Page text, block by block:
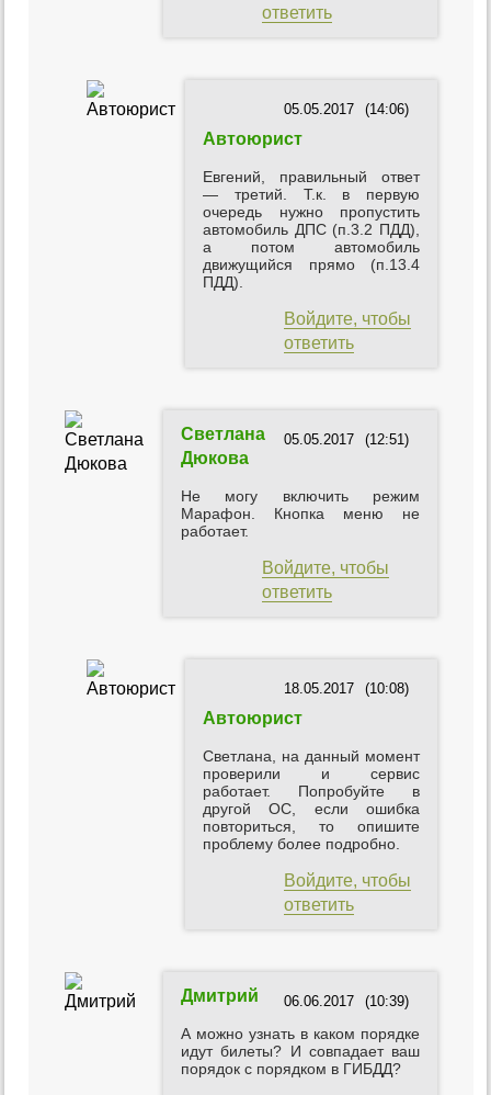
ответить
(14:06)
05.05.2017
Автоюрист
Евгений, правильный ответ
— третий. Т.к. в первую
очередь нужно пропустить
автомобиль ДПС (п.3.2 ПДД),
а потом автомобиль
движущийся прямо (п.13.4
ПДД).
Войдите, чтобы
ответить
(12:51)
05.05.2017
Светлана
Дюкова
Не могу включить режим
Марафон. Кнопка меню не
работает.
Войдите, чтобы
ответить
(10:08)
18.05.2017
Автоюрист
Светлана, на данный момент
проверили и сервис
работает. Попробуйте в
другой ОС, если ошибка
повториться, то опишите
проблему более подробно.
Войдите, чтобы
ответить
(10:39)
06.06.2017
Дмитрий
А можно узнать в каком порядке
идут билеты? И совпадает ваш
порядок с порядком в ГИБДД?